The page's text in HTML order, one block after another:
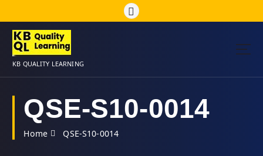
KB QUALITY LEARNING
QSE-S10-0014
Home QSE-S10-0014